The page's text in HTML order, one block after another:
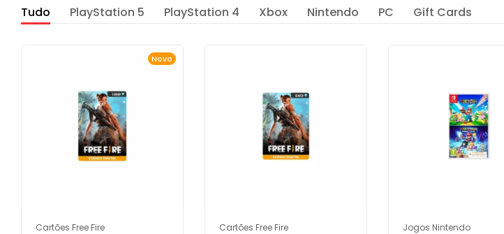
Tudo PlayStation 5 PlayStation 4 Xbox Nintendo PC Gift Cards
Novo
Cartões Free Fire Cartões Free Fire Jogos Nintendo